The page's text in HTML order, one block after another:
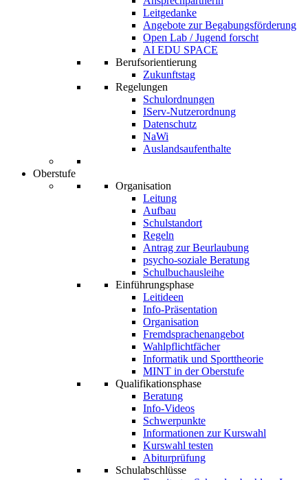
Leitgedanke
Angebote zur Begabungsförderung
Open Lab / Jugend forscht
AI EDU SPACE
Berufsorientierung
Zukunftstag
Regelungen
Schulordnungen
IServ-Nutzerordnung
Datenschutz
NaWi
Auslandsaufenthalte
Oberstufe
Organisation
Leitung
Aufbau
Schulstandort
Regeln
Antrag zur Beurlaubung
psycho-soziale Beratung
Schulbuchausleihe
Einführungsphase
Leitideen
Info-Präsentation
Organisation
Fremdsprachenangebot
Wahlpflichtfächer
Informatik und Sporttheorie
MINT in der Oberstufe
Qualifikationsphase
Beratung
Info-Videos
Schwerpunkte
Informationen zur Kurswahl
Kurswahl testen
Abiturprüfung
Schulabschlüsse